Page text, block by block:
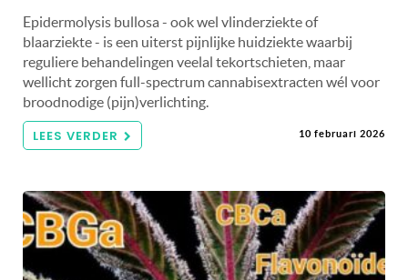
Epidermolysis bullosa - ook wel vlinderziekte of
blaarziekte - is een uiterst pijnlijke huidziekte waarbij
reguliere behandelingen veelal tekortschieten, maar
wellicht zorgen full-spectrum cannabisextracten wél voor
broodnodige (pijn)verlichting.
LEES VERDER 10 februari 2026